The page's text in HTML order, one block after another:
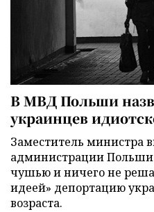
В МВД Польши
украинцев
Заместитель министра
администрации
чушью и ничего не
идеей» депортацию
возраста.